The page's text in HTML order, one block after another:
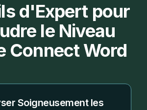
d'Expert pour
le Niveau
Connect Word
Soigneusement les